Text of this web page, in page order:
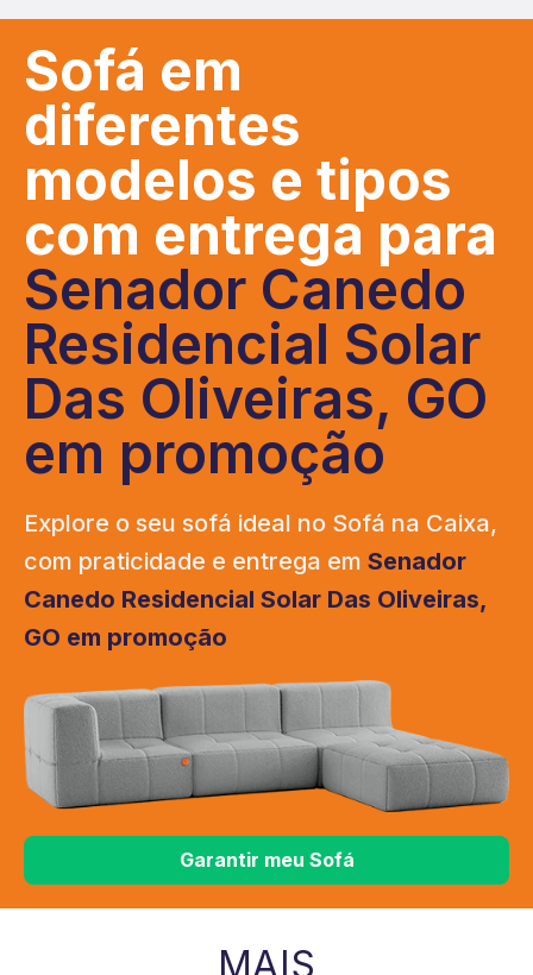
Sofá em
diferentes
modelos e tipos
com entrega para
Senador Canedo
Residencial Solar
Das Oliveiras, GO
em promoção
Explore o seu sofá ideal no Sofá na Caixa,
com praticidade e entrega em Senador
Canedo Residencial Solar Das Oliveiras,
GO em promoção
Garantir meu Sofá
MAIS